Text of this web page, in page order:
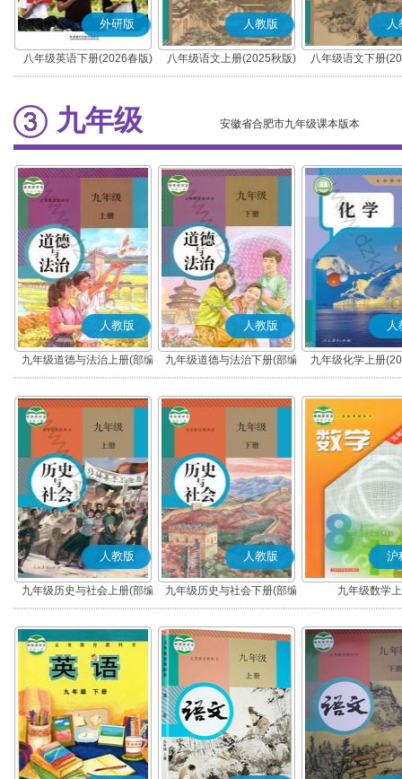
外研版
八年级英语下册(2026春版)
人教版
八年级语文上册(2025秋版)
(部编版)
人
八年级语文下册
(部编版)
九年级 安徽省合肥市九年级课本版本
人教版
九年级道德与法治上册(部编
版)
人教版
九年级道德与法治下册(部编
版)
人
九年级化学上册
人教版
九年级历史与社会上册(部编
版)
人教版
九年级历史与社会下册(部编
版)
沪
九年级数学